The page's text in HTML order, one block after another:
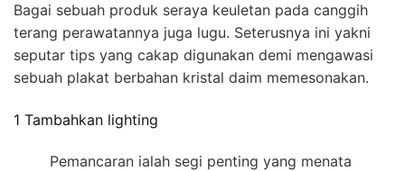
Bagai sebuah produk seraya keuletan pada canggih
terang perawatannya juga lugu. Seterusnya ini yakni
seputar tips yang cakap digunakan demi mengawasi
sebuah plakat berbahan kristal daim memesonakan.
1 Tambahkan lighting
Pemancaran ialah segi penting yang menata